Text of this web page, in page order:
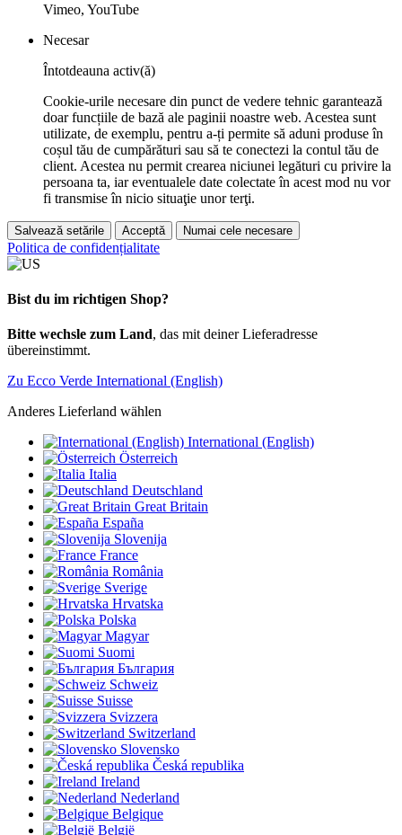
Vimeo, YouTube
Necesar
Întotdeauna activ(ă)
Cookie-urile necesare din punct de vedere tehnic garantează
doar funcțiile de bază ale paginii noastre web. Acestea sunt
utilizate, de exemplu, pentru a-ți permite să aduni produse în
coșul tău de cumpărături sau să te conectezi la contul tău de
client. Acestea nu permit crearea niciunei legături cu privire la
persoana ta, iar eventualele date colectate în acest mod nu vor
fi transmise în nicio situaţie unor terţi.
Salvează setările Acceptă Numai cele necesare
Politica de confidențialitate
Bist du im richtigen Shop?
Bitte wechsle zum Land, das mit deiner Lieferadresse
übereinstimmt.
Zu Ecco Verde International (English)
Anderes Lieferland wählen
International (English)
Österreich
Italia
Deutschland
Great Britain
España
Slovenija
France
România
Sverige
Hrvatska
Polska
Magyar
Suomi
България
Schweiz
Suisse
Svizzera
Switzerland
Slovensko
Česká republika
Ireland
Nederland
Belgique
België